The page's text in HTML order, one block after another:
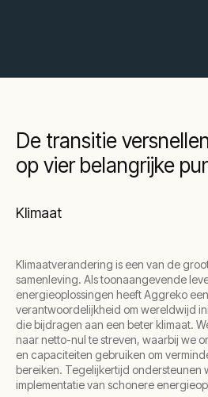
De transitie
op vier belangrijke
Klimaat
Klimaatverandering is een van de
samenleving. Als toonaangevende
energieoplossingen heeft Aggreko
verantwoordelijkheid om wereldwijd
die bijdragen aan een beter klimaat.
naar netto-nul te streven, waarbij we
en capaciteiten gebruiken om
bereiken. Tegelijkertijd ondersteunen
implementatie van schonere